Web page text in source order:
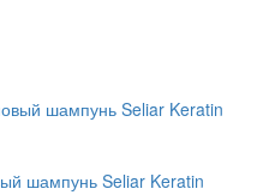
шампунь Seliar Keratin